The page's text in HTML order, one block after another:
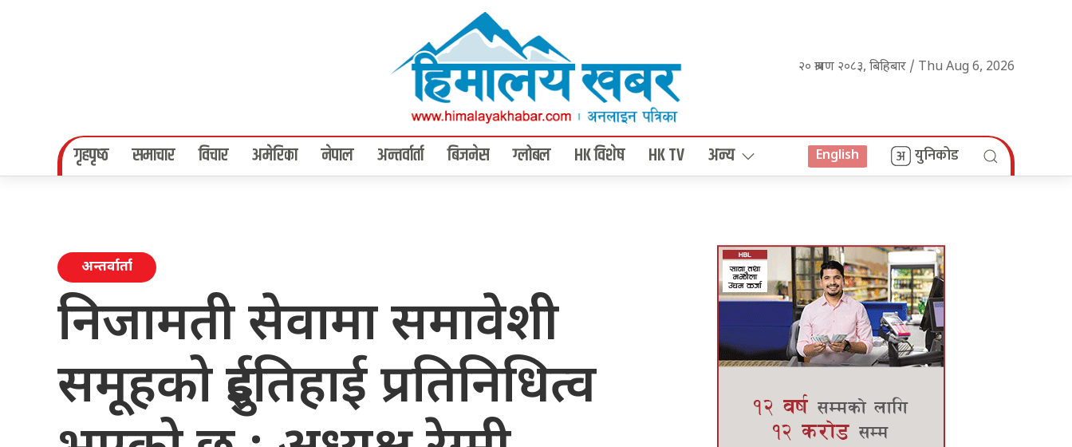
२० श्रावण २०८३, बिहिबार / Thu Aug 6, 2026
गृहपृष्‍ठ समाचार विचार अमेरिका नेपाल अन्तर्वार्ता बिजनेस ग्लोबल HK विशेष HK TV अन्य English युनिकोड
अन्तर्वार्ता
निजामती सेवामा समावेशी
समूहको दुईतिहाई प्रतिनिधित्व